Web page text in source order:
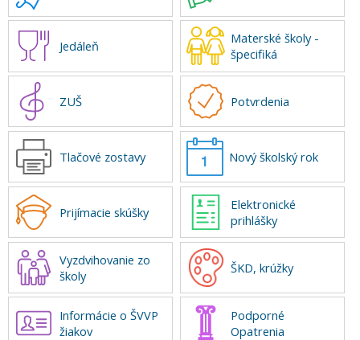
Jedáleň
Materské školy -
špecifiká
ZUŠ Potvrdenia
Tlačové zostavy Nový školský rok
Prijímacie skúšky
Elektronické
prihlášky
Vyzdvihovanie zo
školy
ŠKD, krúžky
Informácie o ŠVVP
žiakov
Podporné
Opatrenia